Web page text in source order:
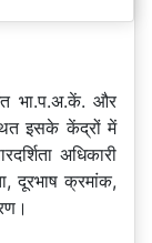
भा.प.अ.कें. और
इसके केंद्रों में
अधिकारी
दूरभाष क्रमांक,